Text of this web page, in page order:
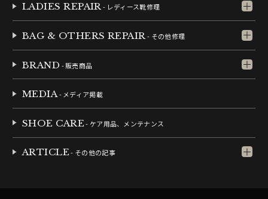
LADIES REPAIR- レディース靴修理
BAG & OTHERS REPAIR- その他修理
BRAND - 販売商品
MEDIA- メディア掲載
SHOE CARE- ケア用品、メンテナンス
ARTICLE- その他の記事